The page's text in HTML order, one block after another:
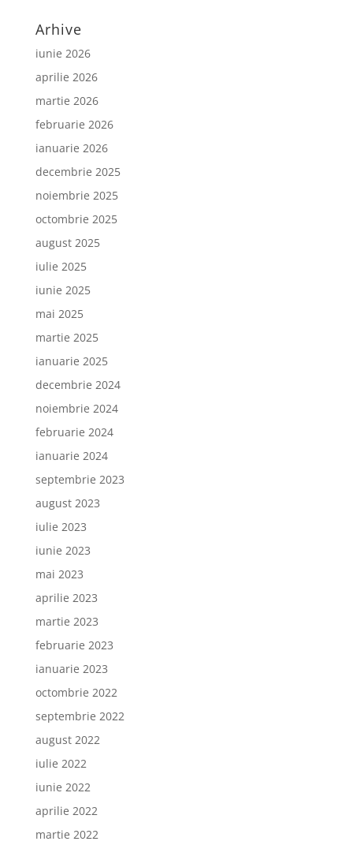
Arhive
iunie 2026
aprilie 2026
martie 2026
februarie 2026
ianuarie 2026
decembrie 2025
noiembrie 2025
octombrie 2025
august 2025
iulie 2025
iunie 2025
mai 2025
martie 2025
ianuarie 2025
decembrie 2024
noiembrie 2024
februarie 2024
ianuarie 2024
septembrie 2023
august 2023
iulie 2023
iunie 2023
mai 2023
aprilie 2023
martie 2023
februarie 2023
ianuarie 2023
octombrie 2022
septembrie 2022
august 2022
iulie 2022
iunie 2022
aprilie 2022
martie 2022